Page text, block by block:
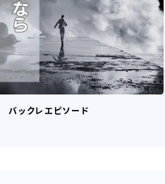
バックレエピソード